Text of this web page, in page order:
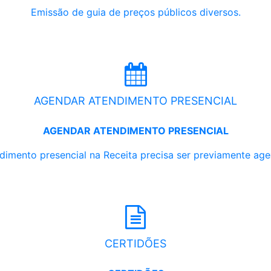
Emissão de guia de preços públicos diversos.
AGENDAR ATENDIMENTO PRESENCIAL
AGENDAR ATENDIMENTO PRESENCIAL
presencial na Receita precisa ser previamente
CERTIDÕES